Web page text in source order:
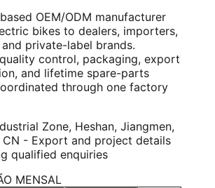
OEM/ODM manufacturer
bikes to dealers, importers,
private-label brands.
control, packaging, export
and lifetime spare-parts
through one factory
Zone, Heshan, Jiangmen,
CN - Export and project details
qualified enquiries
MENSAL